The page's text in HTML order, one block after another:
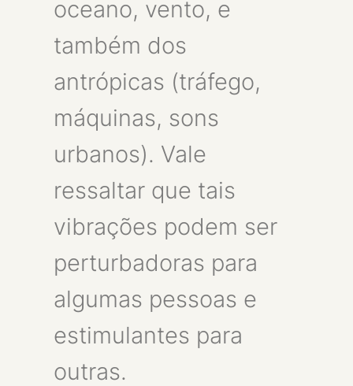
oceano, vento, e
também dos
antrópicas (tráfego,
máquinas, sons
urbanos). Vale
ressaltar que tais
vibrações podem ser
perturbadoras para
algumas pessoas e
estimulantes para
outras.